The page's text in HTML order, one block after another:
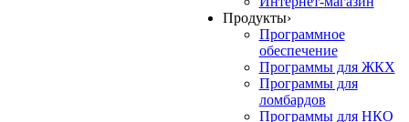
Продукты›
Программное
обеспечение
Программы для ЖКХ
Программы для
ломбардов
Программы для НКО